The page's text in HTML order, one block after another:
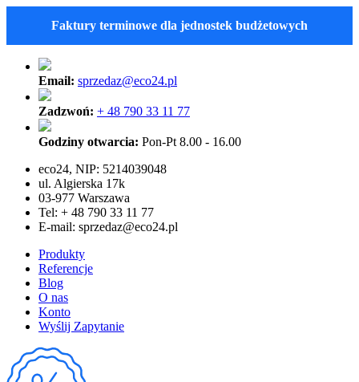
Faktury terminowe dla jednostek budżetowych
Email: sprzedaz@eco24.pl
Zadzwoń: + 48 790 33 11 77
Godziny otwarcia: Pon-Pt 8.00 - 16.00
eco24, NIP: 5214039048
ul. Algierska 17k
03-977 Warszawa
Tel: + 48 790 33 11 77
E-mail: sprzedaz@eco24.pl
Produkty
Referencje
Blog
O nas
Konto
Wyślij Zapytanie